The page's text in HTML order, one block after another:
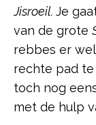
Jisroeil. Je
van de grote
rebbes er
rechte pad
toch nog
met de hulp